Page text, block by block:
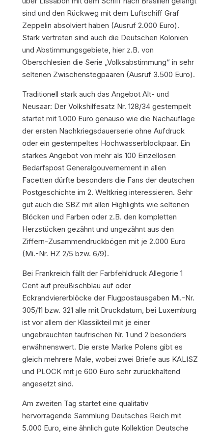
sind und den Rückweg mit dem Luftschiff Graf
Zeppelin absolviert haben (Ausruf 2.000 Euro).
Stark vertreten sind auch die Deutschen Kolonien
und Abstimmungsgebiete, hier z.B. von
Oberschlesien die Serie „Volksabstimmung“ in sehr
seltenen Zwischenstegpaaren (Ausruf 3.500 Euro).
Traditionell stark auch das Angebot Alt- und
Neusaar: Der Volkshilfesatz Nr. 128/34 gestempelt
startet mit 1.000 Euro genauso wie die Nachauflage
der ersten Nachkriegsdauerserie ohne Aufdruck
oder ein gestempeltes Hochwasserblockpaar. Ein
starkes Angebot von mehr als 100 Einzellosen
Bedarfspost Generalgouvernement in allen
Facetten dürfte besonders die Fans der deutschen
Postgeschichte im 2. Weltkrieg interessieren. Sehr
gut auch die SBZ mit allen Highlights wie seltenen
Blöcken und Farben oder z.B. den kompletten
Herzstücken gezähnt und ungezähnt aus den
Ziffern-Zusammendruckbögen mit je 2.000 Euro
(Mi.-Nr. HZ 2/5 bzw. 6/9).
Bei Frankreich fällt der Farbfehldruck Allegorie 1
Cent auf preußischblau auf oder
Eckrandviererblöcke der Flugpostausgaben Mi.-Nr.
305/11 bzw. 321 alle mit Druckdatum, bei Luxemburg
ist vor allem der Klassikteil mit je einer
ungebrauchten taufrischen Nr. 1 und 2 besonders
erwähnenswert. Die erste Marke Polens gibt es
gleich mehrere Male, wobei zwei Briefe aus KALISZ
und PLOCK mit je 600 Euro sehr zurückhaltend
angesetzt sind.
Am zweiten Tag startet eine qualitativ
hervorragende Sammlung Deutsches Reich mit
5.000 Euro, eine ähnlich gute Kollektion Deutsche